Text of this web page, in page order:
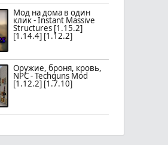
Мод на дома в один
клик - Instant Massive
Structures [1.15.2]
[1.14.4] [1.12.2]
Оружие, броня, кровь,
NPC - Techguns Mod
[1.12.2] [1.7.10]